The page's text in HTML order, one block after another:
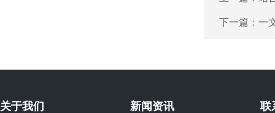
下一篇： 一
关于我们 新闻资讯 联